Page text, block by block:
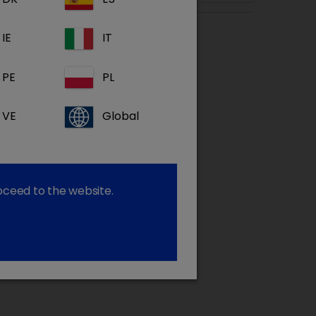
IE IT
PE PL
VE Global
to the website.